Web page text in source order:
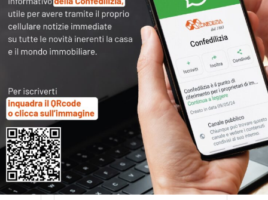
DICEMBRE, 1995
DICEMBRE 2
Confedilizia notizie – Dicembre
NOVEMBRE, 1995
OTTOBRE, 1995
SETTEMBRE, 1995